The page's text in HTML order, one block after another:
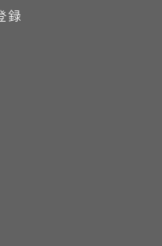
録